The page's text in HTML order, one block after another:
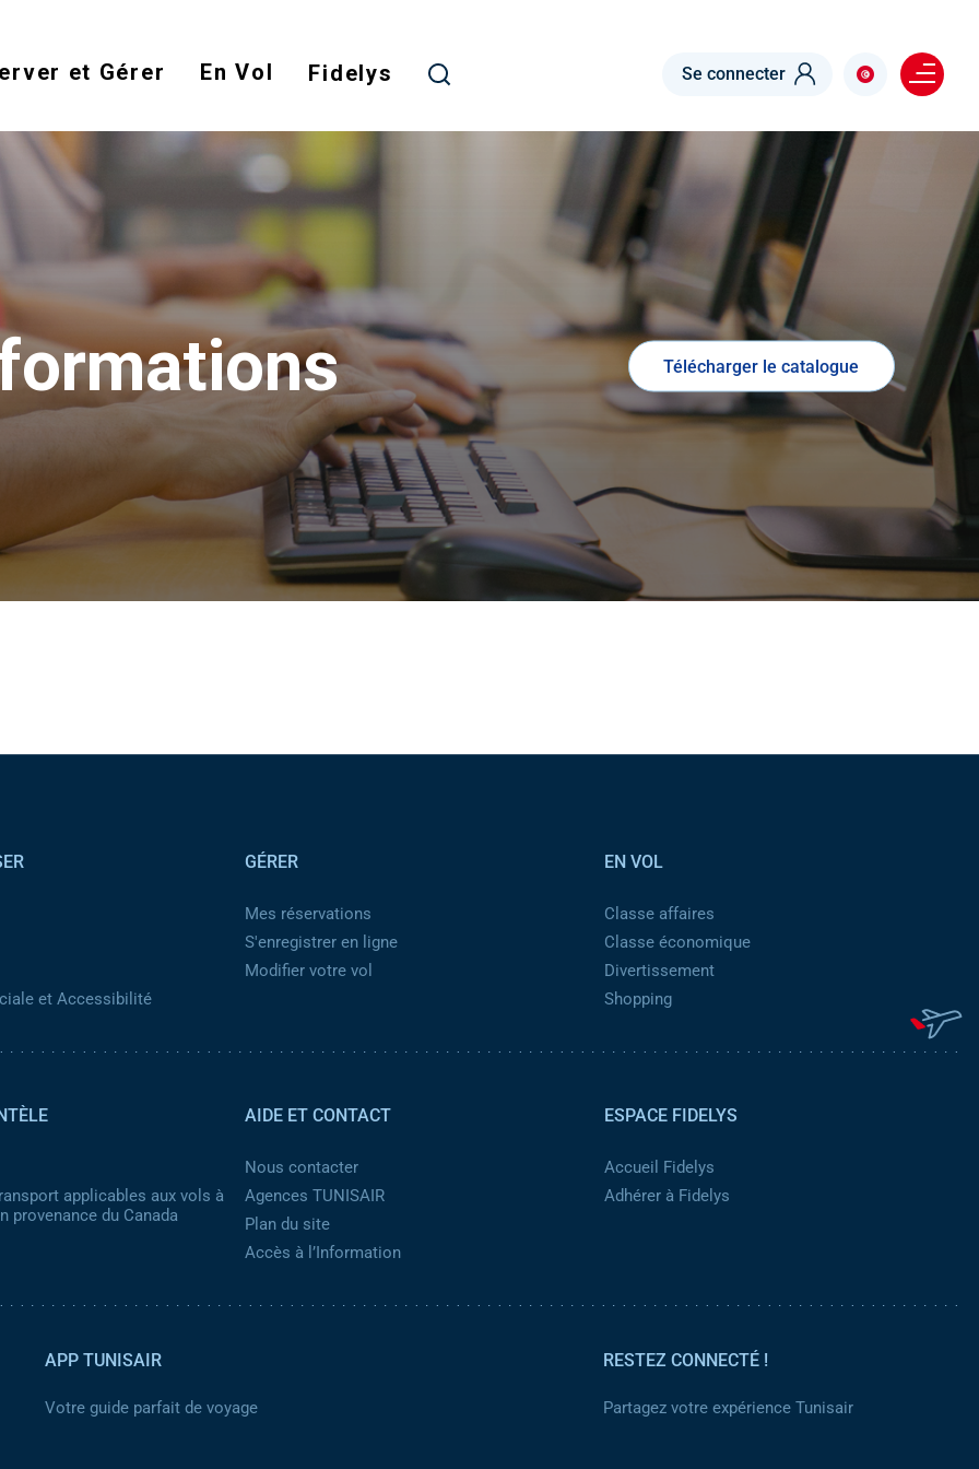
main
et Gérer En Vol Fidelys Se connecter Menu right
Télécharger le catalogue
et Accessibilité
GÉRER
Mes réservations
S'enregistrer en ligne
Modifier votre vol
EN VOL
Classe affaires
Classe économique
Divertissement
Shopping
applicables aux vols à
provenance du Canada
AIDE ET CONTACT
Nous contacter
Agences TUNISAIR
Plan du site
Accès à l’Information
ESPACE FIDELYS
Accueil Fidelys
Adhérer à Fidelys
APP TUNISAIR
Votre guide parfait de voyage
RESTEZ CONNECTÉ !
Partagez votre expérience Tunisair